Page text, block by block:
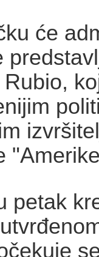
će
Rubio,
petak